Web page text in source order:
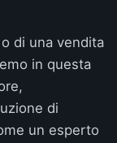
di una vendita
in questa
di
un esperto